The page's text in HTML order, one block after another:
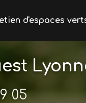
d'espaces
05